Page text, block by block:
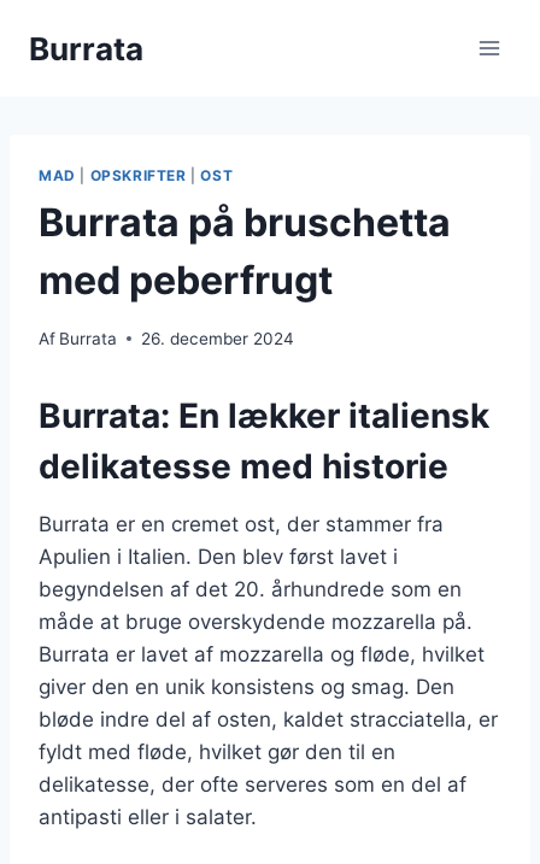
Burrata
MAD OPSKRIFTER |OST
Burrata på bruschetta
med peberfrugt
Af Burrata 26. december 2024
Burrata: En lækker italiensk
delikatesse med historie
Burrata er en cremet ost, der stammer fra
Apulien i Italien. Den blev først lavet i
begyndelsen af det 20. århundrede som en
måde at bruge overskydende mozzarella på.
Burrata er lavet af mozzarella og fløde, hvilket
giver den en unik konsistens og smag. Den
bløde indre del af osten, kaldet stracciatella, er
fyldt med fløde, hvilket gør den til en
delikatesse, der ofte serveres som en del af
antipasti eller i salater.